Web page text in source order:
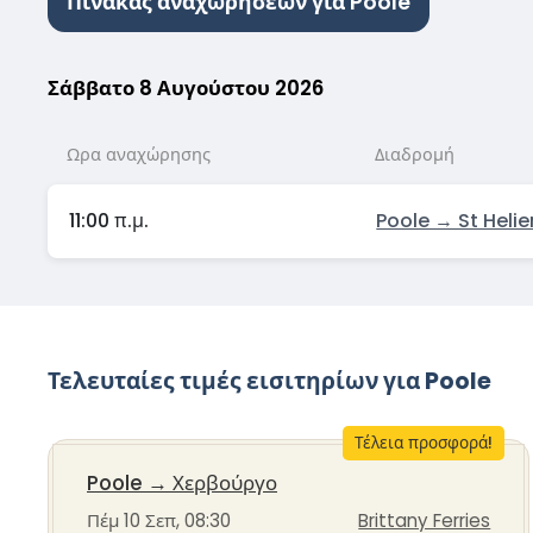
Σάββατο 8 Αυγούστου 2026
Ωρα αναχώρησης Διαδρομή
11:00 π.μ. Poole → St
Τελευταίες τιμές εισιτηρίων για Poole
Τέλεια προσφορά!
Poole → Χερβούργο
Πέμ 10 Σεπ, 08:30 Brittany Ferries